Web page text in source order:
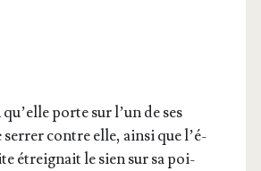
porte sur l’un de ses
ser­rer contre elle, ain­si que l’é­
étrei­gnait le sien sur sa poi­